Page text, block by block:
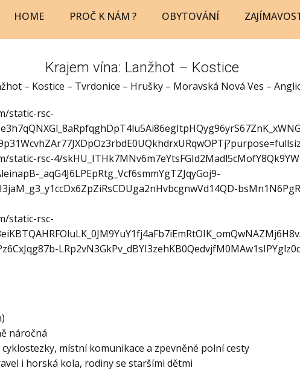
HOME PROČ K NÁM ? OBYTOVÁNÍ
Krajem vína: Lanžhot – Kostice
– Kostice – Tvrdonice – Hrušky – Moravská Nová Ves –
náročná
místní komunikace a zpevněné polní cesty
i horská kola, rodiny se staršími dětmi